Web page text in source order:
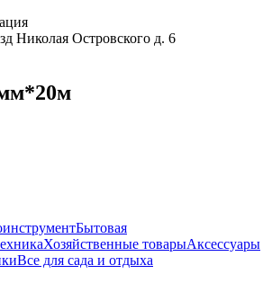
Николая Островского д. 6
Бытовая
Хозяйственные товарыАксессуары
Все для сада и отдыха